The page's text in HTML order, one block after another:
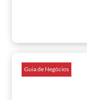
Guia de Negócios